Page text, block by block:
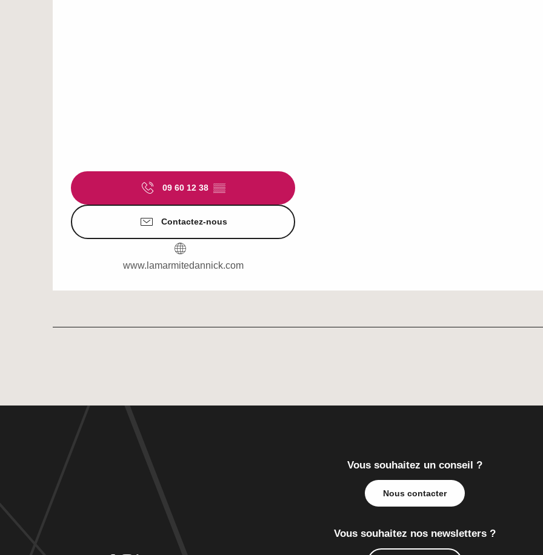
09 60 12 38 ▒▒
Contactez-nous
www.lamarmitedannick.com
Vous souhaitez un conseil ?
Nous contacter
Vous souhaitez nos newsletters ?